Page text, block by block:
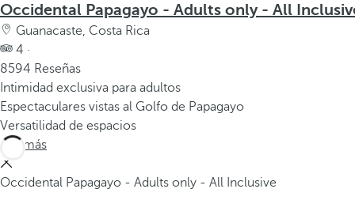
Occidental Papagayo - Adults only - All
Guanacaste, Costa Rica
4 ·
8594 Reseñas
Intimidad exclusiva para adultos
Espectaculares vistas al Golfo de Papagayo
Versatilidad de espacios
Ver más
Occidental Papagayo - Adults only - All Inclusive